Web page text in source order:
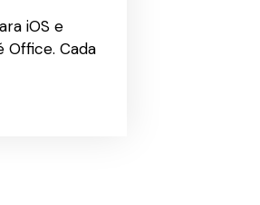
iOS e
Office. Cada